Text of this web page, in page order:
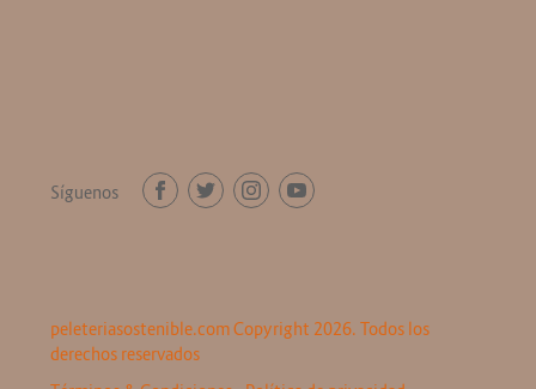
Síguenos
peleteriasostenible.com Copyright 2026. Todos los
derechos reservados